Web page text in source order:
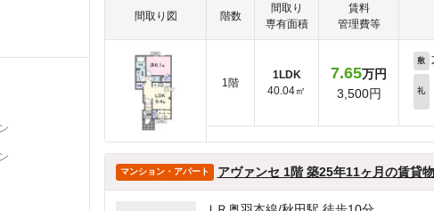
間取り図 階数
間取り
専有面積
賃料
管理費等
1階
1LDK
40.04㎡
7.65万円
3,500円
敷
礼
マンション・アパート アヴァンセ 1階 築25年11ヶ月の賃貸